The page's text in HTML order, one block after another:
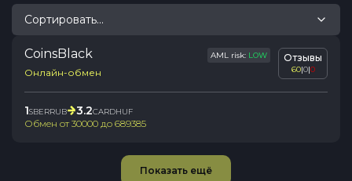
Сортировать...
CoinsBlack AML risk: LOW
Онлайн-обмен
Отзывы
60|0|0
1SBERRUB 3.2CARDHUF
Обмен от30000 до 689385
Показать ещё